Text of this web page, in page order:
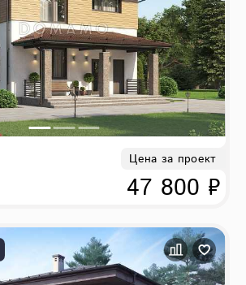
Цена за проект
47 800 ₽